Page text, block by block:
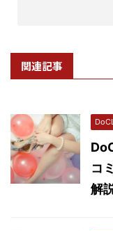
関連記事
コ
解